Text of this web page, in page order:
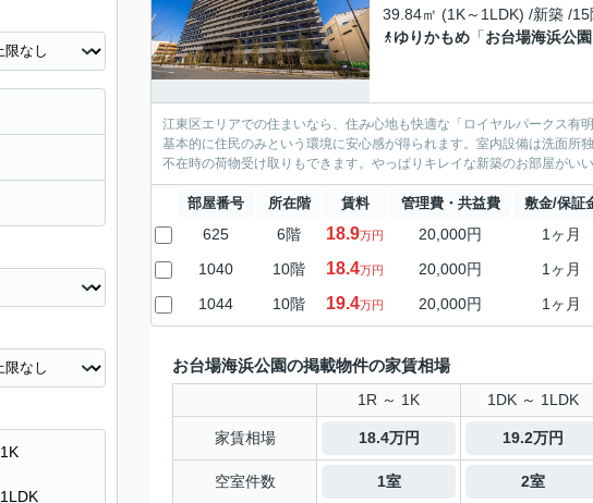
39.84㎡ (1K～1LDK) /新築 /15
ゆりかもめ 「お台場海浜公園
江東区エリアでの住まいなら、住み心地も快適な「ロイヤルパークス有
基本的に住民のみという環境に安心感が得られます。室内設備は洗面
不在時の荷物受け取りもできます。やっぱりキレイな新築のお部屋がい
部屋番号 所在階 賃料 管理費・共益費 敷金/保証
625 6階 18.9万円 20,000円 1ヶ月
1040 10階 18.4万円 20,000円 1ヶ月
1044 10階 19.4万円 20,000円 1ヶ月
お台場海浜公園の掲載物件の家賃相場
1R ～ 1K 1DK ～ 1LDK
家賃相場 18.4万円 19.2万円
空室件数 1室 2室
1K
1LDK